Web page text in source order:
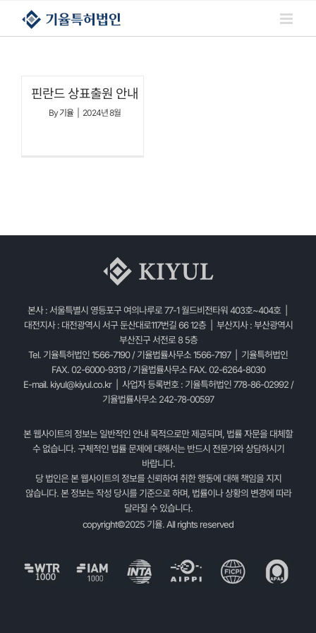
콘텐츠로
건너뛰기
핀란드 상표출원 안내
By기율 2024년 8월
본사 : 서울특별시 영등포구 여의나루로 77-1 월드비전타워 403호~404호 |
대전지사 : 대전광역시 서구 둔산대로117번길 66 12층 | 부산지사 : 부산광역시
부산진구 서전로 8 5층
Tel. 기율특허법인 1566-7190 / 기율법률사무소 1566-7197 | 기율특허법인
FAX. 02-6000-9313 / 기율법률사무소 FAX. 02-6264-8030
E-mail. kiyul@kiyul.co.kr| 사업자 등록번호 : 기율특허법인 778-86-02992 /
기율법률사무소 242-78-00597
본 웹사이트의 정보는 일반적인 안내 목적으로만 제공되며, 법률 자문을 대체할
수 없습니다. 구체적인 법률 문제에 대해서는 반드시 전문가와 상담하시기
바랍니다.
당 법인은 본 웹사이트의 정보를 신뢰하여 취한 행동에 대해 책임을 지지
않습니다. 본 정보는 작성 당시를 기준으로 하며, 법률이나 상황의 변경에 따라
달라질 수 있습니다.
copyright©2025 기율. All rights reserved